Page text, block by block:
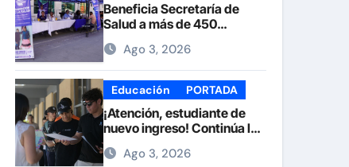
Beneficia Secretaría de
Salud a más de 450
personas durante la Feria
de la Salud en la Plaza de
Armas
Ago 3, 2026
Educación PORTADA
¡Atención, estudiante de
nuevo ingreso! Continúa la
recepción de documentos
en la UACH.
Ago 3, 2026